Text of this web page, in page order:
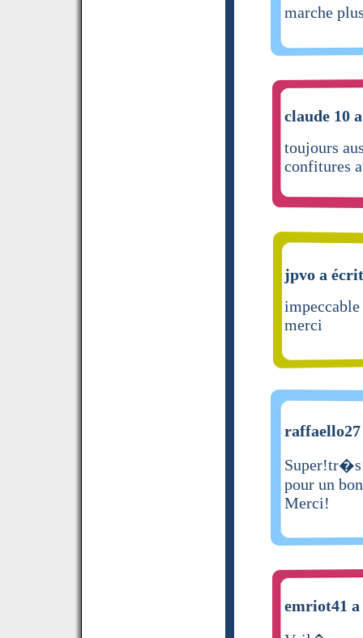
marche
claude 10
toujours
confitures
jpvo a
impeccable
merci
Super!tr�s
pour un
Merci!
emriot41